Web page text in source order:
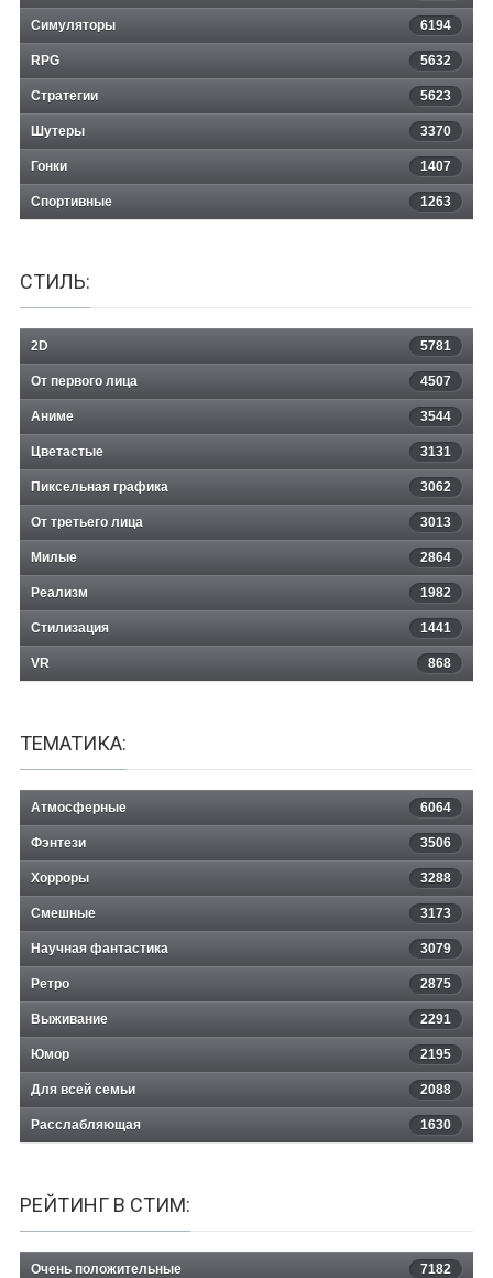
Симуляторы 6194
RPG 5632
Стратегии 5623
Шутеры 3370
Гонки 1407
Спортивные 1263
СТИЛЬ:
2D 5781
От первого лица 4507
Аниме 3544
Цветастые 3131
Пиксельная графика 3062
От третьего лица 3013
Милые 2864
Реализм 1982
Стилизация 1441
VR 868
ТЕМАТИКА:
Атмосферные 6064
Фэнтези 3506
Хорроры 3288
Смешные 3173
Научная фантастика 3079
Ретро 2875
Выживание 2291
Юмор 2195
Для всей семьи 2088
Расслабляющая 1630
РЕЙТИНГ В СТИМ:
Очень положительные 7182